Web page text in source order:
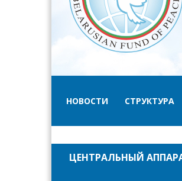
НОВОСТИ СТРУКТУРА
ЦЕНТРАЛЬНЫЙ